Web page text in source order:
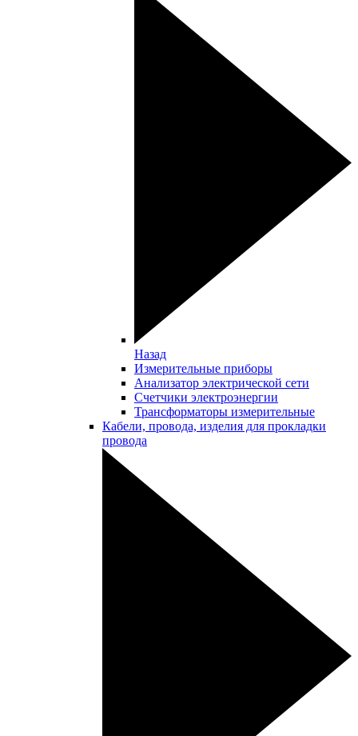
Назад
Измерительные приборы
Анализатор электрической сети
Счетчики электроэнергии
Трансформаторы измерительные
Кабели, провода, изделия для прокладки
провода